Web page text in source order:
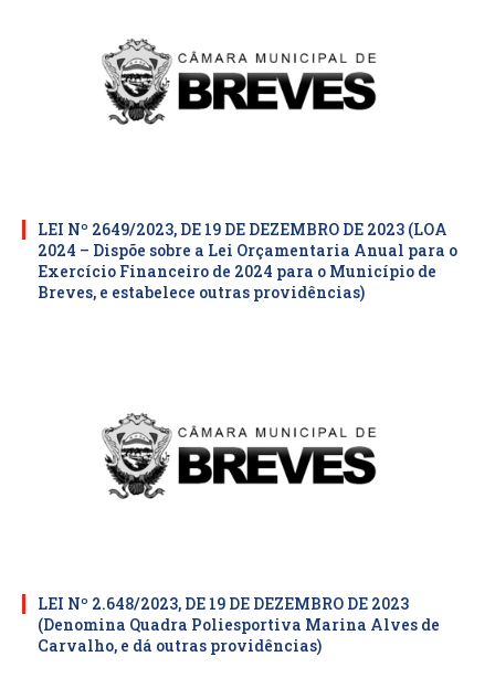
LEI Nº 2649/2023, DE 19 DE DEZEMBRO DE 2023 (LOA
2024 – Dispõe sobre a Lei Orçamentaria Anual para o
Exercício Financeiro de 2024 para o Município de
Breves, e estabelece outras providências)
LEI Nº 2.648/2023, DE 19 DE DEZEMBRO DE 2023
(Denomina Quadra Poliesportiva Marina Alves de
Carvalho, e dá outras providências)